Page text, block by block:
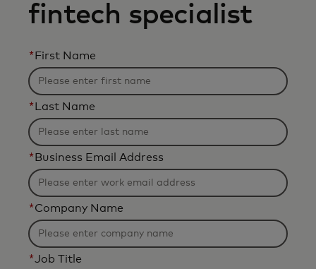
fintech specialist
* First Name
* Last Name
* Business Email Address
*Company Name
*Job Title